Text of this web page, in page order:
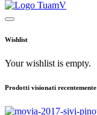
Wishlist
Your wishlist is empty.
Prodotti visionati recentemente